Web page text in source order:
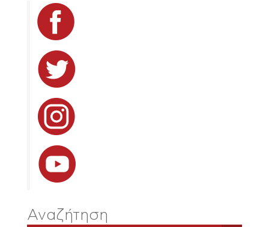
Αναζήτηση